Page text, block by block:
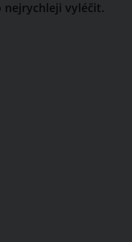
nejrychleji vyléčit.